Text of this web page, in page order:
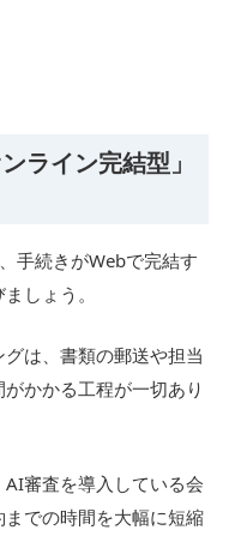
ライン完結型」
手続きがWebで完結す
しょう。
は、書類の郵送や担当
かかる工程が一切あり
審査を導入している会
での時間を大幅に短縮